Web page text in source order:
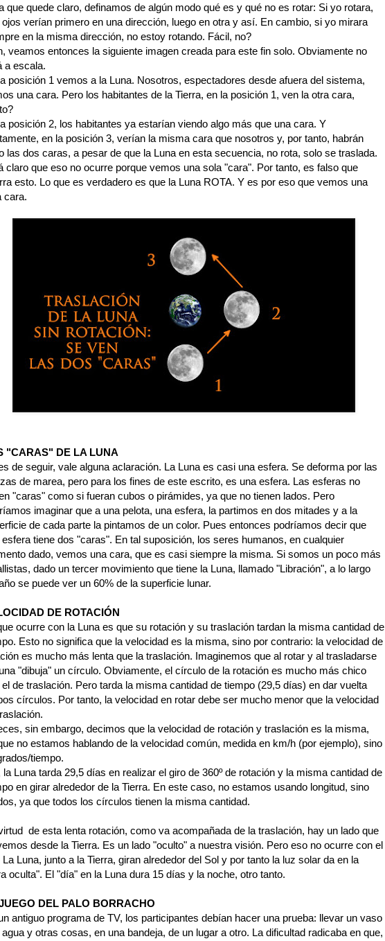
que quede claro, definamos de algún modo qué es y qué no es rotar: Si yo rotara,
verían primero en una dirección, luego en otra y así. En cambio, si yo mirara
en la misma dirección, no estoy rotando. Fácil, no?
veamos entonces la siguiente imagen creada para este fin solo. Obviamente no
a escala.
posición 1 vemos a la Luna. Nosotros, espectadores desde afuera del sistema,
una cara. Pero los habitantes de la Tierra, en la posición 1, ven la otra cara,
posición 2, los habitantes ya estarían viendo algo más que una cara. Y
en la posición 3, verían la misma cara que nosotros y, por tanto, habrán
las dos caras, a pesar de que la Luna en esta secuencia, no rota, solo se traslada.
claro que eso no ocurre porque vemos una sola "cara". Por tanto, es falso que
esto. Lo que es verdadero es que la Luna ROTA. Y es por eso que vemos una
cara.
"CARAS" DE LA LUNA
de seguir, vale alguna aclaración. La Luna es casi una esfera. Se deforma por las
de marea, pero para los fines de este escrito, es una esfera. Las esferas no
"caras" como si fueran cubos o pirámides, ya que no tienen lados. Pero
imaginar que a una pelota, una esfera, la partimos en dos mitades y a la
de cada parte la pintamos de un color. Pues entonces podríamos decir que
tiene dos "caras". En tal suposición, los seres humanos, en cualquier
dado, vemos una cara, que es casi siempre la misma. Si somos un poco más
dado un tercer movimiento que tiene la Luna, llamado "Libración", a lo largo
se puede ver un 60% de la superficie lunar.
DE ROTACIÓN
ocurre con la Luna es que su rotación y su traslación tardan la misma cantidad de
Esto no significa que la velocidad es la misma, sino por contrario: la velocidad de
es mucho más lenta que la traslación. Imaginemos que al rotar y al trasladarse
"dibuja" un círculo. Obviamente, el círculo de la rotación es mucho más chico
el de traslación. Pero tarda la misma cantidad de tiempo (29,5 días) en dar vuelta
círculos. Por tanto, la velocidad en rotar debe ser mucho menor que la velocidad
sin embargo, decimos que la velocidad de rotación y traslación es la misma,
no estamos hablando de la velocidad común, medida en km/h (por ejemplo), sino
tiempo.
la Luna tarda 29,5 días en realizar el giro de 360º de rotación y la misma cantidad de
en girar alrededor de la Tierra. En este caso, no estamos usando longitud, sino
ya que todos los círculos tienen la misma cantidad.
de esta lenta rotación, como va acompañada de la traslación, hay un lado que
desde la Tierra. Es un lado "oculto" a nuestra visión. Pero eso no ocurre con el
La Luna, junto a la Tierra, giran alrededor del Sol y por tanto la luz solar da en la
oculta". El "día" en la Luna dura 15 días y la noche, otro tanto.
DEL PALO BORRACHO
antiguo programa de TV, los participantes debían hacer una prueba: llevar un vaso
y otras cosas, en una bandeja, de un lugar a otro. La dificultad radicaba en que,